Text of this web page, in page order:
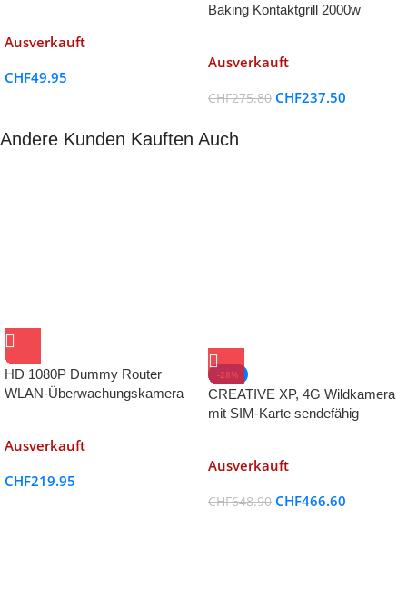
Ausverkauft
CHF49.95
Baking Kontaktgrill 2000w
Ausverkauft
CHF275.80 CHF237.50
Andere Kunden Kauften Auch
HD 1080P Dummy Router
WLAN-Überwachungskamera
Ausverkauft
CHF219.95
-28%
CREATIVE XP, 4G Wildkamera
mit SIM-Karte sendefähig
Ausverkauft
CHF648.90 CHF466.60